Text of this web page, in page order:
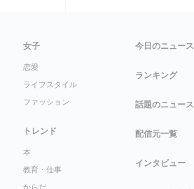
女子
恋愛
ライフスタイル
ファッション
トレンド
本
教育・仕事
からだ
今日のニュース
ランキング
話題のニュース
配信元一覧
インタビュー